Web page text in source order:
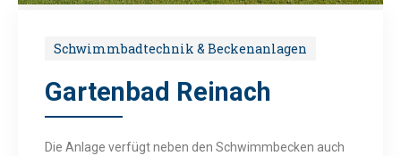
Schwimmbadtechnik & Beckenanlagen
Gartenbad Reinach
Die Anlage verfügt neben den Schwimmbecken auch